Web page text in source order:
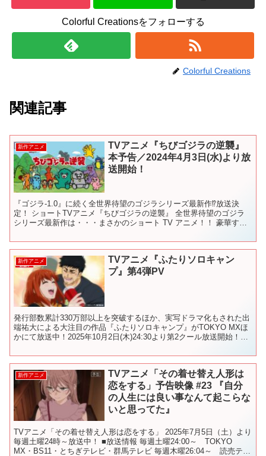
Colorful Creationsをフォローする
Colorful Creations
関連記事
新作アニメ
TVアニメ『ちびゴジラの逆襲』
本予告／2024年4月3日(水)より放
送開始！
『ゴジラ-1.0』に続く全世界待望のゴジラシリーズ最新作⁉放送決
定！ ショートTVアニメ『ちびゴジラの逆襲』 全世界待望のゴジラ
シリーズ最新作は・・・まさかのショート TV アニメ！！ 豪華すぎ
新作アニメ
TVアニメ『ふたりソロキャン
プ』第4弾PV
発行部数累計330万部以上を突破するほか、実写ドラマ化もされた出
端祐大による大注目の作品『ふたりソロキャンプ』がTOKYO MXほ
かにて放送中！2025年10月2日(木)24:30より第2クール放送開始！
新作アニメ
TVアニメ「その着せ替え人形は
恋をする」予告映像 #23 『自分
の人生には良い事なんて起こらな
いと思ってた』
TVアニメ「その着せ替え人形は恋をする」 2025年7月5日（土）より
毎週土曜24時～放送中！ ■放送情報 毎週土曜24:00～ TOKYO
MX・BS11・とちぎテレビ・群馬テレビ 毎週木曜26:04～ 読売テレ